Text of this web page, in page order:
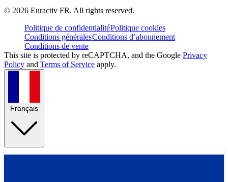
© 2026 Euractiv FR. All rights reserved.
Politique de confidentialitéPolitique cookies
Conditions généralesConditions d’abonnement
Conditions de vente
This site is protected by reCAPTCHA, and the Google Privacy
Policy and Terms of Service apply.
Français